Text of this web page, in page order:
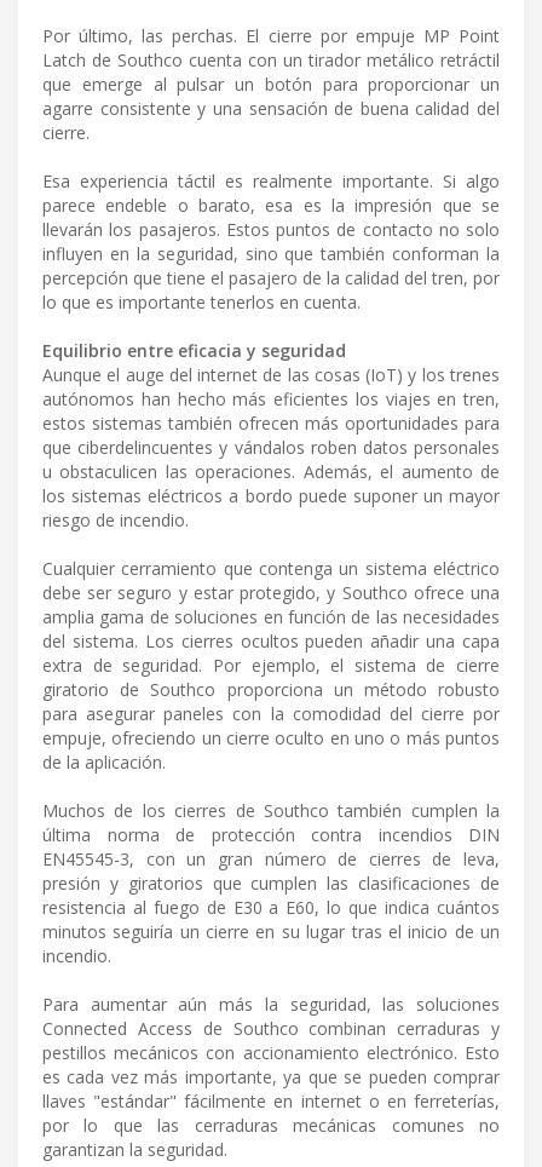
Por último, las perchas. El cierre por empuje MP Point
Latch de Southco cuenta con un tirador metálico retráctil
que emerge al pulsar un botón para proporcionar un
agarre consistente y una sensación de buena calidad del
cierre.
Esa experiencia táctil es realmente importante. Si algo
parece endeble o barato, esa es la impresión que se
llevarán los pasajeros. Estos puntos de contacto no solo
influyen en la seguridad, sino que también conforman la
percepción que tiene el pasajero de la calidad del tren, por
lo que es importante tenerlos en cuenta.
Equilibrio entre eficacia y seguridad
Aunque el auge del internet de las cosas (IoT) y los trenes
autónomos han hecho más eficientes los viajes en tren,
estos sistemas también ofrecen más oportunidades para
que ciberdelincuentes y vándalos roben datos personales
u obstaculicen las operaciones. Además, el aumento de
los sistemas eléctricos a bordo puede suponer un mayor
riesgo de incendio.
Cualquier cerramiento que contenga un sistema eléctrico
debe ser seguro y estar protegido, y Southco ofrece una
amplia gama de soluciones en función de las necesidades
del sistema. Los cierres ocultos pueden añadir una capa
extra de seguridad. Por ejemplo, el sistema de cierre
giratorio de Southco proporciona un método robusto
para asegurar paneles con la comodidad del cierre por
empuje, ofreciendo un cierre oculto en uno o más puntos
de la aplicación.
Muchos de los cierres de Southco también cumplen la
última norma de protección contra incendios DIN
EN45545-3, con un gran número de cierres de leva,
presión y giratorios que cumplen las clasificaciones de
resistencia al fuego de E30 a E60, lo que indica cuántos
minutos seguiría un cierre en su lugar tras el inicio de un
incendio.
Para aumentar aún más la seguridad, las soluciones
Connected Access de Southco combinan cerraduras y
pestillos mecánicos con accionamiento electrónico. Esto
es cada vez más importante, ya que se pueden comprar
llaves "estándar" fácilmente en internet o en ferreterías,
por lo que las cerraduras mecánicas comunes no
garantizan la seguridad.